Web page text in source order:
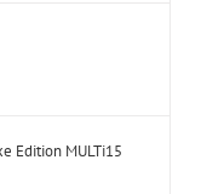
Edition MULTi15